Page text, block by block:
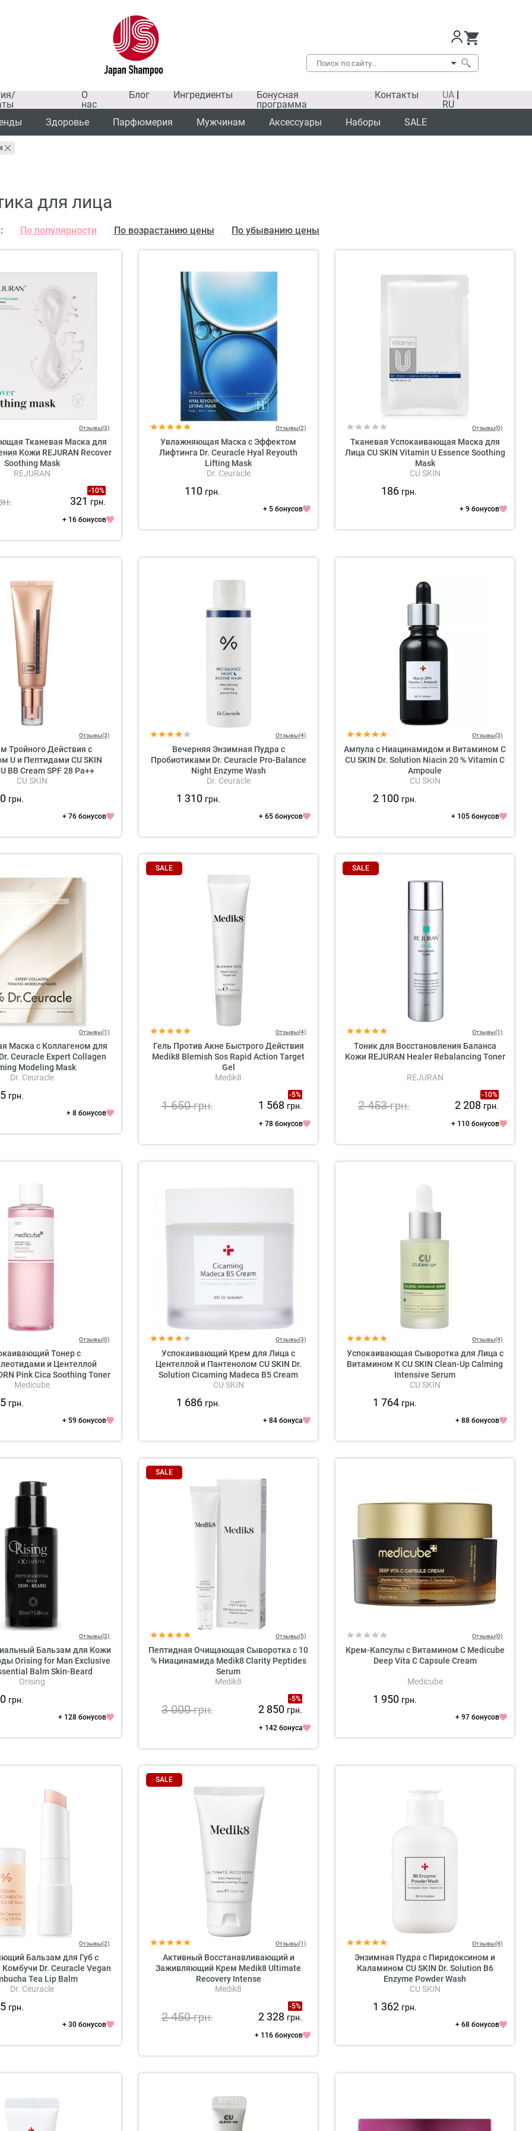
О
нас
Блог Ингредиенты
Бонусная
программа
Контакты UA |
RU
Здоровье Парфюмерия Мужчинам Аксессуары Наборы SALE
для лица
По популярности По возрастанию цены По убыванию цены
Отзывы(3)
Тканевая Маска для
Кожи REJURAN Recover
Soothing Mask
REJURAN
-10%
321 грн.
+ 16 бонусов
Отзывы(2)
Увлажняющая Маска с Эффектом
Лифтинга Dr. Ceuracle Hyal Reyouth
Lifting Mask
Dr. Ceuracle
110 грн.
+ 5 бонусов
Отзывы(0)
Тканевая Успокаивающая Маска для
Лица CU SKIN Vitamin U Essence Soothing
Mask
CU SKIN
186 грн.
+ 9 бонусов
Отзывы(3)
Тройного Действия с
U и Пептидами CU SKIN
BB Cream SPF 28 Pa++
CU SKIN
грн.
+ 76 бонусов
Отзывы(4)
Вечерняя Энзимная Пудра с
Пробиотиками Dr. Ceuracle Pro-Balance
Night Enzyme Wash
Dr. Ceuracle
1 310 грн.
+ 65 бонусов
Отзывы(3)
Ампула с Ниацинамидом и Витамином C
CU SKIN Dr. Solution Niacin 20 % Vitamin C
Ampoule
CU SKIN
2 100 грн.
+ 105 бонусов
Отзывы(1)
Маска с Коллагеном для
Ceuracle Expert Collagen
Modeling Mask
Dr. Ceuracle
грн.
+ 8 бонусов
SALE
Отзывы(4)
Гель Против Акне Быстрого Действия
Medik8 Blemish Sos Rapid Action Target
Gel
Medik8
-5%
1 650грн. 1 568 грн.
+ 78 бонусов
SALE
Отзывы(1)
Тоник для Восстановления Баланса
Кожи REJURAN Healer Rebalancing Toner
REJURAN
-10%
2 453грн. 2 208 грн.
+ 110 бонусов
Отзывы(0)
Тонер с
и Центеллой
Pink Cica Soothing Toner
Medicube
грн.
+ 59 бонусов
Отзывы(3)
Успокаивающий Крем для Лица с
Центеллой и Пантенолом CU SKIN Dr.
Solution Cicaming Madeca B5 Cream
CU SKIN
1 686 грн.
+ 84 бонуса
Отзывы(4)
Успокаивающая Сыворотка для Лица с
Витамином К CU SKIN Clean-Up Calming
Intensive Serum
CU SKIN
1 764 грн.
+ 88 бонусов
Отзывы(2)
Бальзам для Кожи
Orising for Man Exclusive
Balm Skin-Beard
Orising
грн.
+ 128 бонусов
SALE
Отзывы(5)
Пептидная Очищающая Сыворотка с 10
% Ниацинамида Medik8 Clarity Peptides
Serum
Medik8
-5%
3 000грн. 2 850 грн.
+ 142 бонуса
Отзывы(0)
Крем-Капсулы с Витамином C Medicube
Deep Vita C Capsule Cream
Medicube
1 950 грн.
+ 97 бонусов
Отзывы(2)
Бальзам для Губ с
Dr. Ceuracle Vegan
Tea Lip Balm
Dr. Ceuracle
грн.
+ 30 бонусов
SALE
Отзывы(1)
Активный Восстанавливающий и
Заживляющий Крем Medik8 Ultimate
Recovery Intense
Medik8
-5%
2 450грн. 2 328 грн.
+ 116 бонусов
Отзывы(4)
Энзимная Пудра с Пиридоксином и
Каламином CU SKIN Dr. Solution B6
Enzyme Powder Wash
CU SKIN
1 362 грн.
+ 68 бонусов